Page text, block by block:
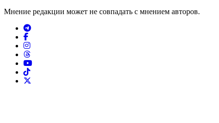
Мнение редакции может не совпадать с мнением авторов.